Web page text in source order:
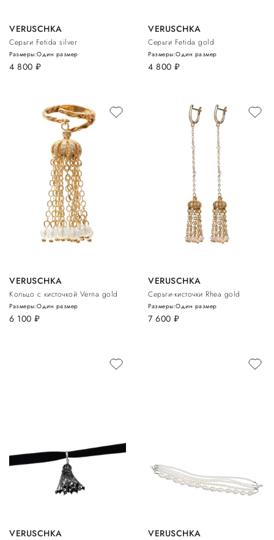
VERUSCHKA
Серьги Fetida silver
4 800 руб.
Размеры:Один размер
VERUSCHKA
Серьги Fetida gold
4 800 руб.
Размеры:Один размер
VERUSCHKA
Кольцо с кисточкой Verna gold
6 100 руб.
Размеры:Один размер
VERUSCHKA
Серьги-кисточки Rhea gold
7 600 руб.
Размеры:Один размер
VERUSCHKA VERUSCHKA